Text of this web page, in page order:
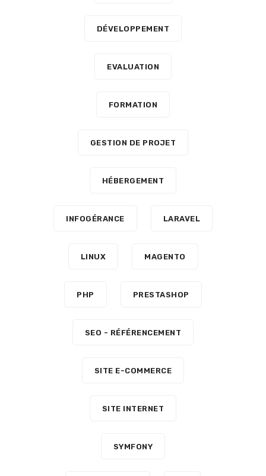
DÉVELOPPEMENT
EVALUATION
FORMATION
GESTION DE PROJET
HÉBERGEMENT
INFOGÉRANCE LARAVEL
LINUX MAGENTO
PHP PRESTASHOP
SEO - RÉFÉRENCEMENT
SITE E-COMMERCE
SITE INTERNET
SYMFONY